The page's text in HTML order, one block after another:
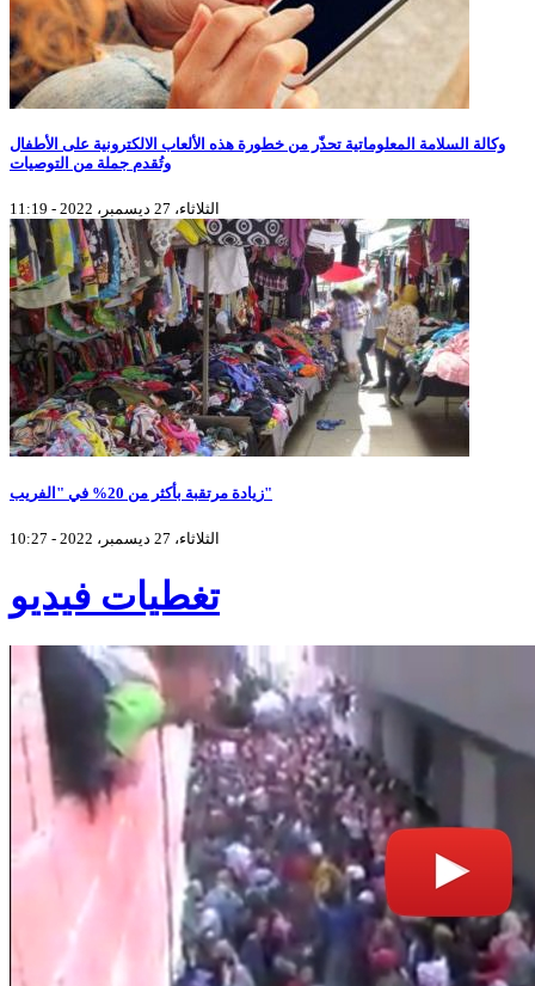
وكالة السلامة المعلوماتية تحذّر من خطورة هذه الألعاب الالكترونية على الأطفال
وتُقدم جملة من التوصيات
الثلاثاء، 27 ديسمبر، 2022 - 11:19
زيادة مرتقبة بأكثر من 20% في "الفريب"
الثلاثاء، 27 ديسمبر، 2022 - 10:27
تغطيات فيديو